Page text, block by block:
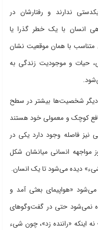
ندارند و رفتارشان در
انسان با یک خطر گذرا یا
با همان موقعیت نشان
حیات و موجودیت زندگی به
دیگر شخصیت‌ها بیشتر در سطح
کوچک و معمولی خود هستند
نیز فاصله وجود دارد یکی در
انسانی میانشان شکل
دیده می‌شود تا یک انسان.
«هواپیمای بعثی آمد و
نمی‌شود حتی در گفت‌وگوهای
اینکه «راننده زد»، چون شیء